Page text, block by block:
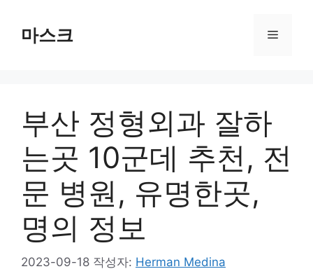
마스크 메
부산 정형외과 잘하
는곳 10군데 추천, 전
문 병원, 유명한곳,
명의 정보
2023-09-18 작성자: Herman Medina